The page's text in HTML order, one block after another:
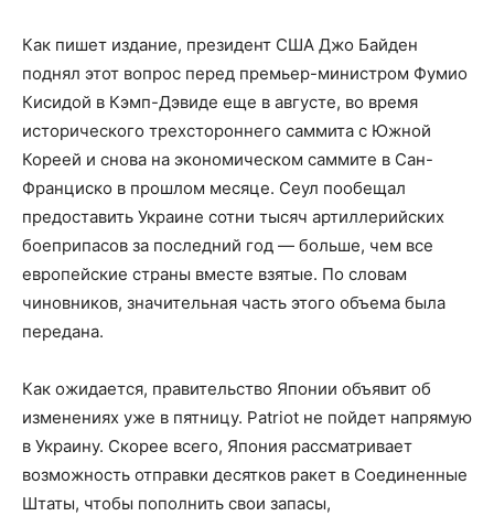
Как пишет издание, президент США Джо Байден
поднял этот вопрос перед премьер-министром Фумио
Кисидой в Кэмп-Дэвиде еще в августе, во время
исторического трехстороннего саммита с Южной
Кореей и снова на экономическом саммите в Сан-
Франциско в прошлом месяце. Сеул пообещал
предоставить Украине сотни тысяч артиллерийских
боеприпасов за последний год — больше, чем все
европейские страны вместе взятые. По словам
чиновников, значительная часть этого объема была
передана.
Как ожидается, правительство Японии объявит об
изменениях уже в пятницу. Patriot не пойдет напрямую
в Украину. Скорее всего, Япония рассматривает
возможность отправки десятков ракет в Соединенные
Штаты, чтобы пополнить свои запасы,